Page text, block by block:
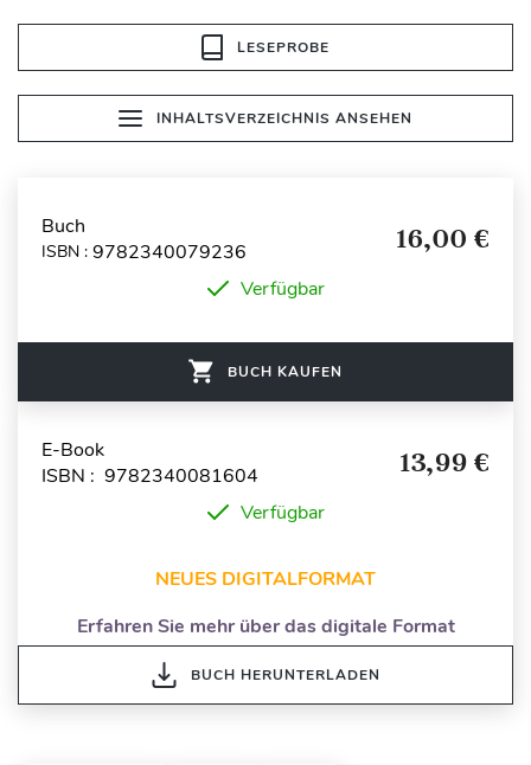
LESEPROBE
INHALTSVERZEICHNIS ANSEHEN
Buch
ISBN : 9782340079236 16,00 €
Verfügbar
BUCH KAUFEN
E-Book
ISBN : 9782340081604
13,99 €
Verfügbar
NEUES DIGITALFORMAT
Erfahren Sie mehr über das digitale Format
BUCH HERUNTERLADEN